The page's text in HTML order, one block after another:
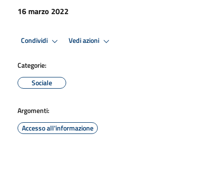
16 marzo 2022
Condividi Vedi azioni
Categorie:
Sociale
Argomenti:
Accesso all'informazione